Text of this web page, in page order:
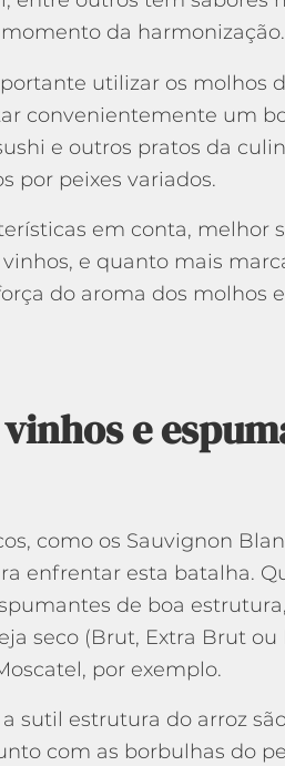
da harmonização.
utilizar os molhos
convenientemente um
e outros pratos da
por peixes variados.
em conta, melhor
e quanto mais
do aroma dos molhos
e
como os Sauvignon
enfrentar esta batalha.
de boa
seco (Brut, Extra Brut
por exemplo.
sutil estrutura do arroz
com as borbulhas do